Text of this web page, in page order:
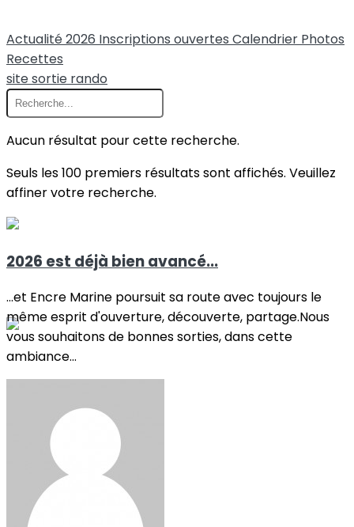
Actualité 2026 Inscriptions ouvertes Calendrier Photos
Recettes
sitesortie rando
Aucun résultat pour cette recherche.
Seuls les 100 premiers résultats sont affichés. Veuillez
affiner votre recherche.
2026 est déjà bien avancé...
...et Encre Marine poursuit sa route avec toujours le
même esprit d'ouverture, découverte, partage.Nous
vous souhaitons de bonnes sorties, dans cette
ambiance...